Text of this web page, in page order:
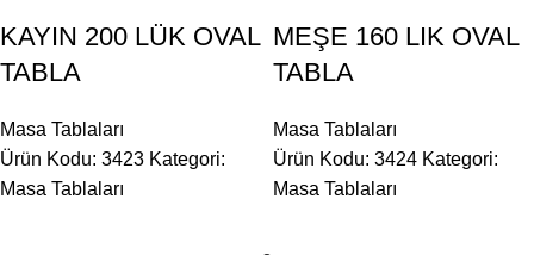
KAYIN 200 LÜK OVAL
TABLA
Masa Tablaları
Ürün Kodu: 3423 Kategori:
Masa Tablaları
MEŞE 160 LIK OVAL
TABLA
Masa Tablaları
Ürün Kodu: 3424 Kategori:
Masa Tablaları